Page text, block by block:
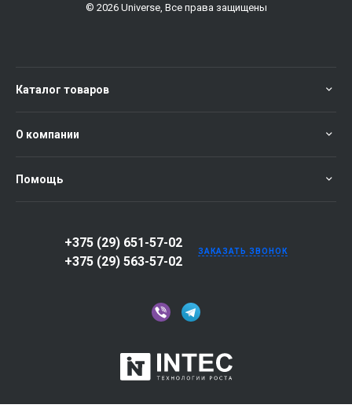
© 2026 Universe, Все права защищены
Каталог товаров
О компании
Помощь
+375 (29) 651-57-02
+375 (29) 563-57-02
ЗАКАЗАТЬ ЗВОНОК